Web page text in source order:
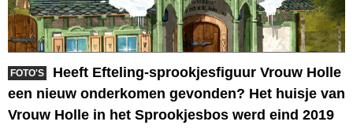
FOTO'S
Heeft Efteling-sprookjesfiguur Vrouw Holle
een nieuw onderkomen gevonden? Het huisje van
Vrouw Holle in het Sprookjesbos werd eind 2019